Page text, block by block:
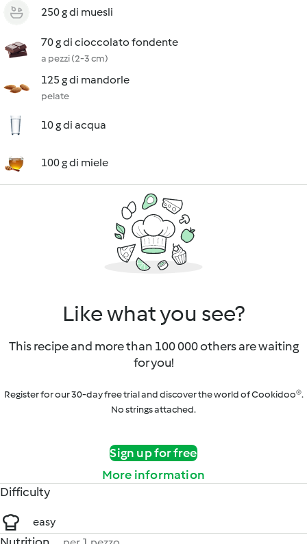
250 g di muesli
70 g di cioccolato fondente
a pezzi (2-3 cm)
125 g di mandorle
pelate
10 g di acqua
100 g di miele
Like what you see?
This recipe and more than 100 000 others are waiting
for you!
Register for our 30-day free trial and discover the world of Cookidoo®.
No strings attached.
Sign up for free
More information
Difficulty
easy